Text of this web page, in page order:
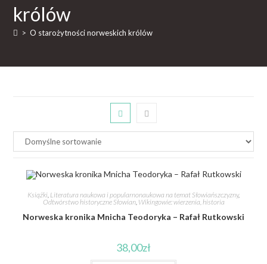
królów
> O starożytności norweskich królów
Książki, Literatura naukowa i popularnonaukowa na temat Słowiańszczyzny,
Odtwórstwo historyczne Słowian, Wikingowie: wierzenia, historia
Norweska kronika Mnicha Teodoryka – Rafał Rutkowski
38,00zł